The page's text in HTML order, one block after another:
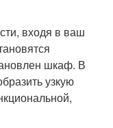
входя в ваш
шкаф. В
узкую